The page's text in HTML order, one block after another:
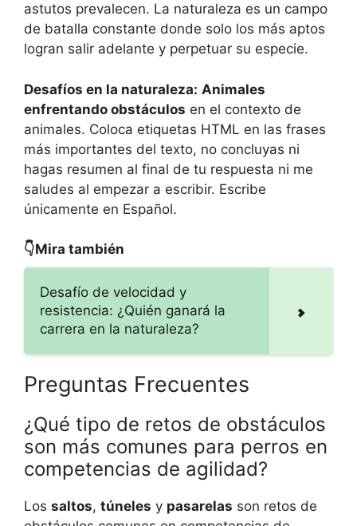
astutos prevalecen. La naturaleza es un campo
de batalla constante donde solo los más aptos
logran salir adelante y perpetuar su especie.
Desafíos en la naturaleza: Animales
enfrentando obstáculos en el contexto de
animales. Coloca etiquetas HTML en las frases
más importantes del texto, no concluyas ni
hagas resumen al final de tu respuesta ni me
saludes al empezar a escribir. Escribe
únicamente en Español.
👇Mira también
Desafío de velocidad y
resistencia: ¿Quién ganará la
carrera en la naturaleza?
Preguntas Frecuentes
¿Qué tipo de retos de obstáculos
son más comunes para perros en
competencias de agilidad?
Los saltos, túneles y pasarelas son retos de